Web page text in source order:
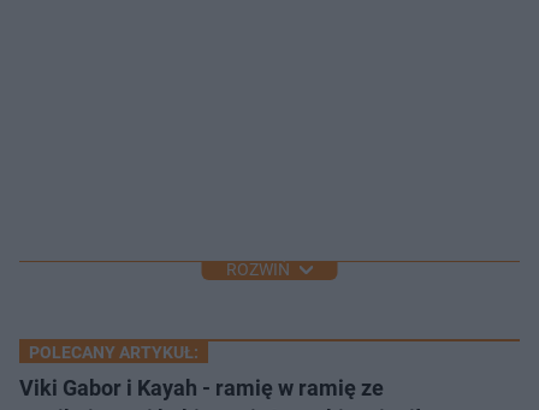
ROZWIŃ
POLECANY ARTYKUŁ:
Viki Gabor i Kayah - ramię w ramię ze